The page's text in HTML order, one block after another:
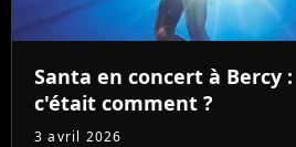
Santa en concert à Bercy :
c'était comment ?
3 avril 2026